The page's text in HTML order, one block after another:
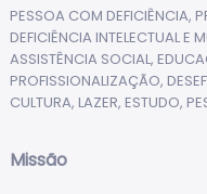
PESSOA COM DEFICIÊNCIA,
DEFICIÊNCIA INTELECTUAL E
ASSISTÊNCIA SOCIAL,
PROFISSIONALIZAÇÃO,
CULTURA, LAZER, ESTUDO,
Missão